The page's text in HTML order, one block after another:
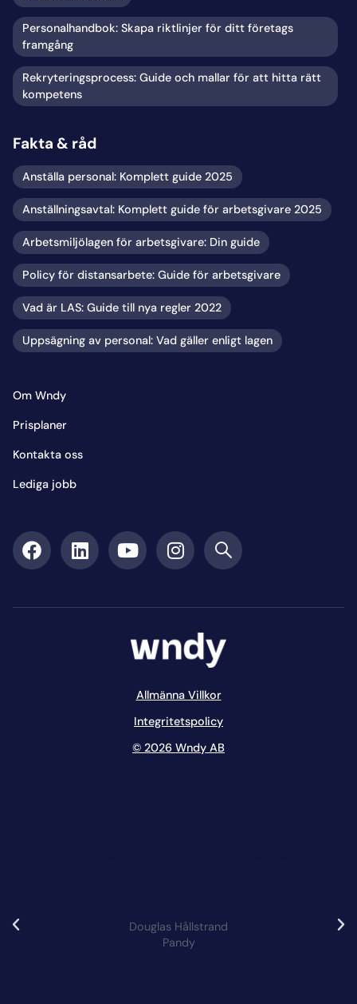
Personalhandbok: Skapa riktlinjer för ditt företags
framgång
Rekryteringsprocess: Guide och mallar för att hitta rätt
kompetens
Fakta & råd
Anställa personal: Komplett guide 2025
Anställningsavtal: Komplett guide för arbetsgivare 2025
Arbetsmiljölagen för arbetsgivare: Din guide
Policy för distansarbete: Guide för arbetsgivare
Vad är LAS: Guide till nya regler 2022
Uppsägning av personal: Vad gäller enligt lagen
Om Wndy
Prisplaner
Kontakta oss
Lediga jobb
Allmänna Villkor
Integritetspolicy
© 2026 Wndy AB
Douglas Hållstrand
Pandy